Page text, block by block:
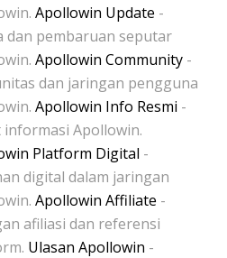
Apollowin Update -
dan pembaruan seputar
Apollowin Community -
dan jaringan pengguna
Apollowin Info Resmi -
informasi Apollowin.
Platform Digital -
digital dalam jaringan
Apollowin Affiliate -
afiliasi dan referensi
Ulasan Apollowin -